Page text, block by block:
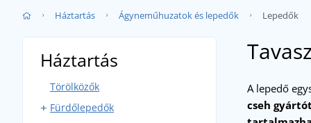
Háztartás Ágyneműhuzatok és lepedők Lepedők
A lepedő
cseh
Háztartás
Törölközők
Fürdőlepedők